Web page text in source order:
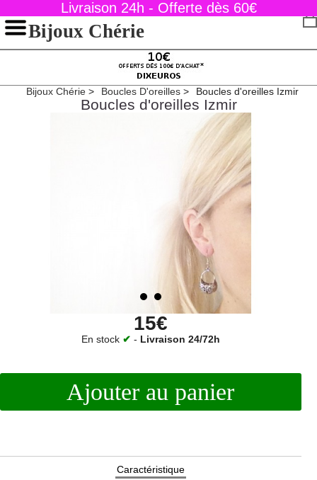
Bijoux Chérie
Livraison 24h - Offerte dès 60€
Bijoux Chérie Boucles D'oreilles Boucles d'oreilles Izmir
Boucles d'oreilles Izmir
15€
En stock ✔ - Livraison 24/72h
Ajouter au panier
Caractéristique